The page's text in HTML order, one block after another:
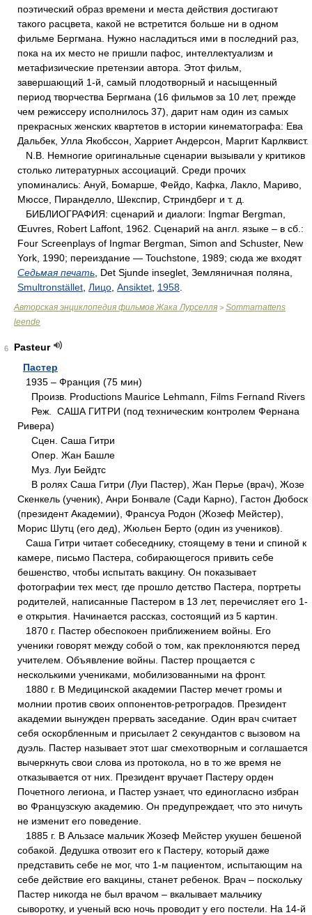
поэтический образ времени и места действия достигают
такого расцвета, какой не встретится больше ни в одном
фильме Бергмана. Нужно насладиться ими в последний раз,
пока на их место не пришли пафос, интеллектуализм и
метафизические претензии автора. Этот фильм,
завершающий 1-й, самый плодотворный и насыщенный
период творчества Бергмана (16 фильмов за 10 лет, прежде
чем режиссеру исполнилось 37), дарит нам один из самых
прекрасных женских квартетов в истории кинематографа: Ева
Дальбек, Улла Якобссон, Харриет Андерсон, Маргит Карлквист.
N.В. Немногие оригинальные сценарии вызывали у критиков
столько литературных ассоциаций. Среди прочих
упоминались: Ануй, Бомарше, Фейдо, Кафка, Лакло, Мариво,
Мюссе, Пиранделло, Шекспир, Стриндберг и т. д.
БИБЛИОГРАФИЯ: сценарий и диалоги: Ingmar Bergman,
Œuvres, Robert Laffont, 1962. Сценарий на англ. языке – в сб.:
Four Screenplays of Ingmar Bergman, Simon and Schuster, New
York, 1990; переиздание ― Touchstone, 1989; сюда же входят
Седьмая печать , Det Sjunde inseglet, Земляничная поляна,
Smultronstället Лицо Ansiktet 1958
Авторская энциклопедия фильмов Жака Лурселля > Sommarnattens
leende
6
Pasteur
Пастер
1935 – Франция (75 мин)
Произв. Productions Maurice Lehmann, Films Fernand Rivers
Реж. САША ГИТРИ (под техническим контролем Фернана
Ривера)
Сцен. Саша Гитри
Опер. Жан Башле
Муз. Луи Бейдтс
В ролях Саша Гитри (Луи Пастер), Жан Перье (врач), Жозе
Скенкель (ученик), Анри Бонвале (Сади Карно), Гастон Дюбоск
(президент Академии), Франсуа Родон (Жозеф Мейстер),
Морис Шутц (его дед), Жюльен Берто (один из учеников).
Саша Гитри читает собеседнику, стоящему в тени и спиной к
камере, письмо Пастера, собирающегося привить себе
бешенство, чтобы испытать вакцину. Он показывает
фотографии тех мест, где прошло детство Пастера, портреты
родителей, написанные Пастером в 13 лет, перечисляет его 1-
е открытия. Начинается рассказ, состоящий из 5 картин.
1870 г. Пастер обеспокоен приближением войны. Его
ученики говорят между собой о том, как преклоняются перед
учителем. Объявление войны. Пастер прощается с
несколькими учениками, мобилизованными на фронт.
1880 г. В Медицинской академии Пастер мечет громы и
молнии против своих оппонентов-ретроградов. Президент
академии вынужден прервать заседание. Один врач считает
себя оскорбленным и присылает 2 секундантов с вызовом на
дуэль. Пастер называет этот шаг смехотворным и соглашается
вычеркнуть свои слова из протокола, но в то же время не
отказывается от них. Президент вручает Пастеру орден
Почетного легиона, и Пастер узнает, что единогласно избран
во Французскую академию. Он предупреждает, что это ничуть
не изменит его поведение.
1885 г. В Альзасе мальчик Жозеф Мейстер укушен бешеной
собакой. Дедушка отвозит его к Пастеру, который даже
представить себе не мог, что 1-м пациентом, испытающим на
себе действие его вакцины, станет ребенок. Врач – поскольку
Пастер никогда не был врачом – вкалывает мальчику
сыворотку, и ученый всю ночь проводит у его постели. На 14-й